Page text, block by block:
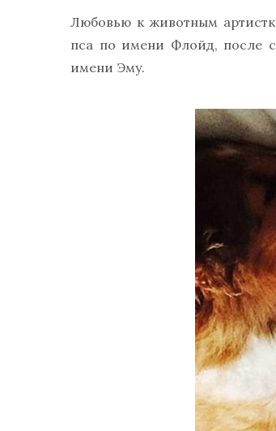
Любовью к животным
пса по имени Флойд, после
имени Эму.